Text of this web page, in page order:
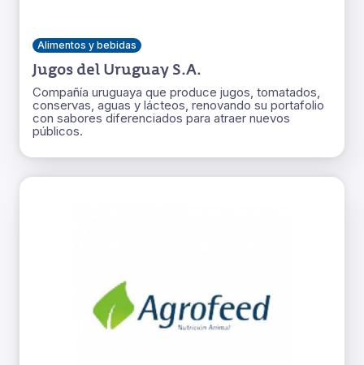
Alimentos y bebidas
Jugos del Uruguay S.A.
Compañía uruguaya que produce jugos, tomatados,
conservas, aguas y lácteos, renovando su portafolio
con sabores diferenciados para atraer nuevos
públicos.